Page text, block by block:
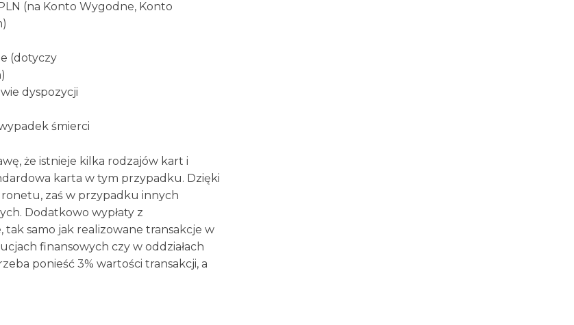
(na Konto Wygodne, Konto
(dotyczy
dyspozycji
śmierci
że istnieje kilka rodzajów kart i
karta w tym przypadku. Dzięki
zaś w przypadku innych
Dodatkowo wypłaty z
tak samo jak realizowane transakcje w
finansowych czy w oddziałach
ponieść 3% wartości transakcji, a